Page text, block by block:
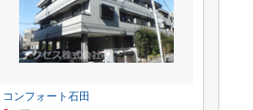
コンフォート石田